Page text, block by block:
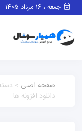
جمعه ، 16 مرداد 1405
صفحه اصلی >
دانلود افزونه ها